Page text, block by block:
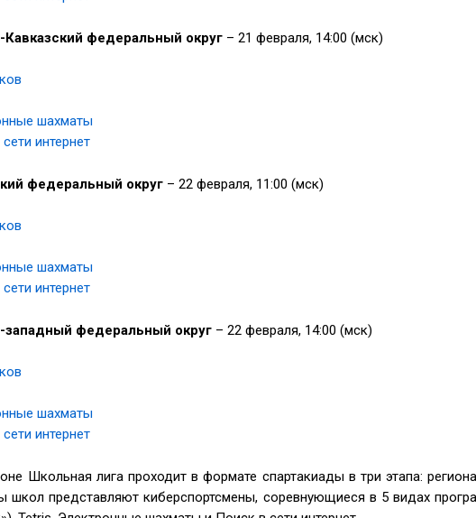
Кавказский федеральный округ – 21 февраля, 14:00 (мск)
шахматы
интернет
федеральный округ – 22 февраля, 11:00 (мск)
шахматы
интернет
западный федеральный округ – 22 февраля, 14:00 (мск)
шахматы
интернет
Школьная лига проходит в формате спартакиады в три этапа:
школ представляют киберспортсмены, соревнующиеся в 5 видах